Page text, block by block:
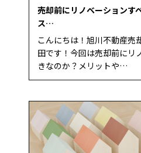
売却前にリノベーションす
ス…
こんにちは！旭川不動産売
田です！今回は売却前にリ
きなのか？メリットや…